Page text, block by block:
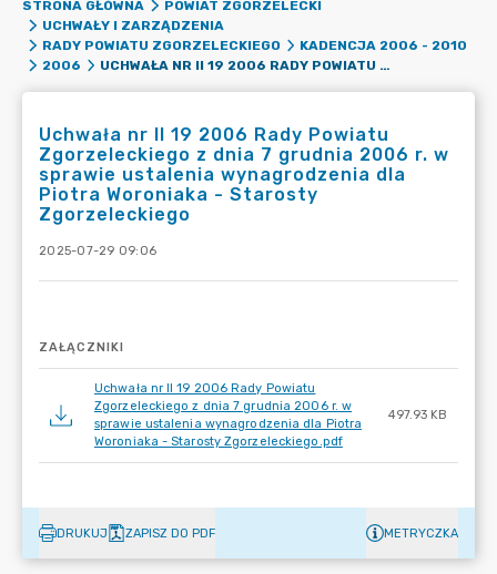
STRONA GŁÓWNA
POWIAT ZGORZELECKI
UCHWAŁY I ZARZĄDZENIA
RADY POWIATU ZGORZELECKIEGO
KADENCJA 2006 - 2010
2006
UCHWAŁA NR II 19 2006 RADY POWIATU ZGORZELECKIEGO Z DNIA 7 GRUDNIA 2006 R. W SPRAWIE USTALENIA WYNAGRODZENIA DLA PIOTRA WORONIAKA - STAROSTY ZGORZELECKIEGO
Uchwała nr II 19 2006 Rady Powiatu
Zgorzeleckiego z dnia 7 grudnia 2006 r. w
sprawie ustalenia wynagrodzenia dla
Piotra Woroniaka - Starosty
Zgorzeleckiego
2025-07-29 09:06
ZAŁĄCZNIKI
Uchwała nr II 19 2006 Rady Powiatu
Zgorzeleckiego z dnia 7 grudnia 2006 r. w
sprawie ustalenia wynagrodzenia dla Piotra
Woroniaka - Starosty Zgorzeleckiego.pdf
497.93 KB
DRUKUJ ZAPISZ DO PDF METRYCZKA